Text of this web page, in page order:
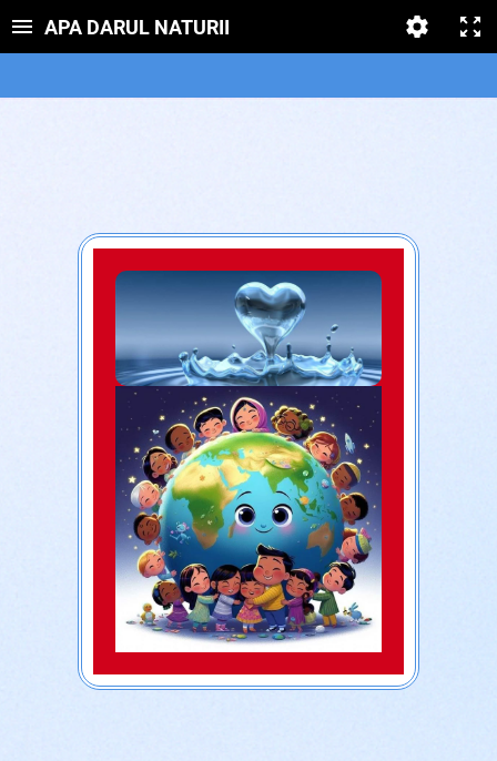
APA DARUL NATURII